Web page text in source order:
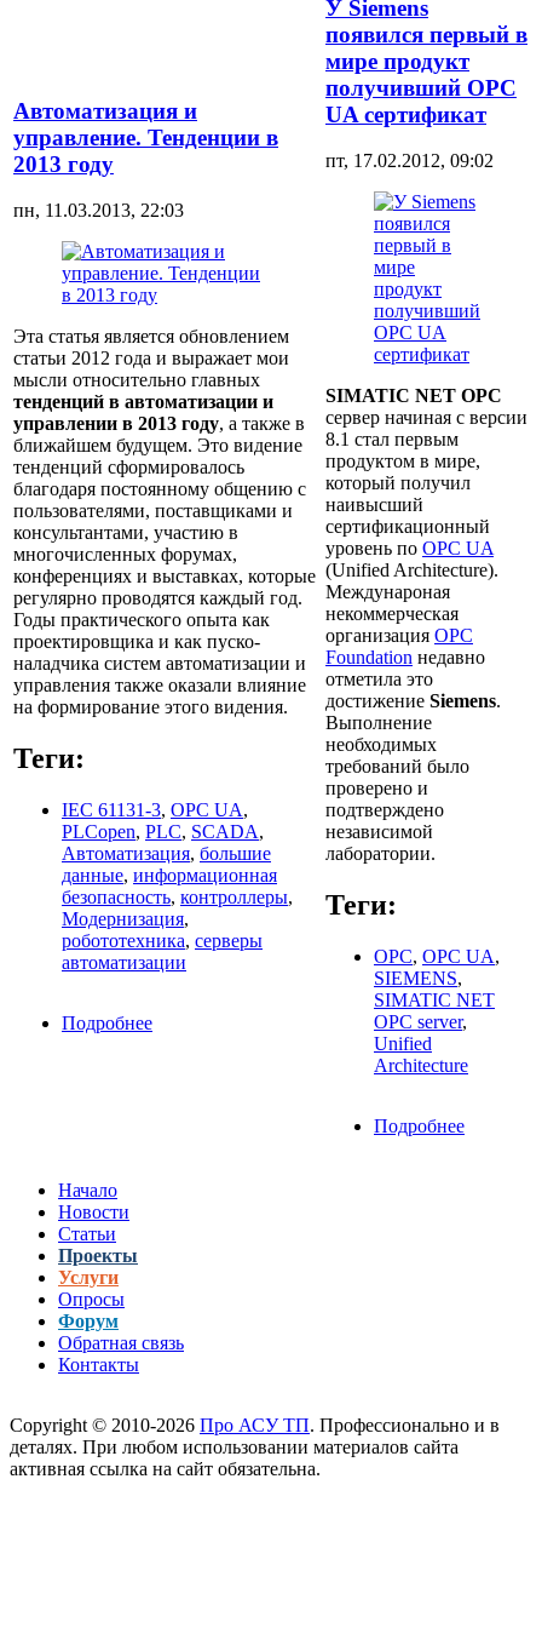
Автоматизация и
управление. Тенденции в
2013 году
пн, 11.03.2013, 22:03
Эта статья является обновлением
статьи 2012 года и выражает мои
мысли относительно главных
тенденций в автоматизации и
управлении в 2013 году, а также в
ближайшем будущем. Это видение
тенденций сформировалось
благодаря постоянному общению с
пользователями, поставщиками и
консультантами, участию в
многочисленных форумах,
конференциях и выставках, которые
регулярно проводятся каждый год.
Годы практического опыта как
проектировщика и как пуско-
наладчика систем автоматизации и
управления также оказали влияние
на формирование этого видения.
Теги:
IEC 61131-3, OPC UA,
PLCopen, PLC, SCADA,
Aвтоматизация, большие
данные, информационная
безопасность, контроллеры,
Модернизация,
робототехника, серверы
автоматизации
Подробнее о Автоматизация и управление. Тенденции в
У Siemens
появился первый в
мире продукт
получивший OPC
UA сертификат
пт, 17.02.2012, 09:02
SIMATIC NET OPC
сервер начиная с версии
8.1 стал первым
продуктом в мире,
который получил
наивысший
сертификационный
уровень по OPC UA
(Unified Architecture).
Междунароная
некоммерческая
организация OPC
Foundation недавно
отметила это
достижение Siemens.
Выполнение
необходимых
требований было
проверено и
подтверждено
независимой
лаборатории.
Теги:
OPC, OPC UA,
SIEMENS,
SIMATIC NET
OPC server,
Unified
Architecture
Подробнее
Начало
Новости
Статьи
Проекты
Услуги
Опросы
Форум
Обратная связь
Контакты
Copyright © 2010-2026 Про АСУ ТП. Профессионально и в
деталях. При любом использовании материалов сайта
активная ссылка на сайт обязательна.